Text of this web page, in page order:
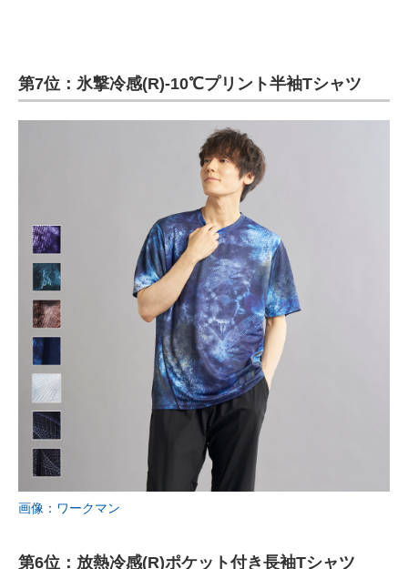
第7位：氷撃冷感(R)-10℃プリント半袖Tシャツ
画像：ワークマン
第6位：放熱冷感(R)ポケット付き長袖Tシャツ